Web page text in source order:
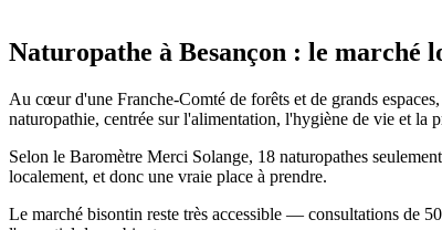
Naturopathe à Besançon : le marché
Au cœur d'une Franche-Comté de forêts et de grands
naturopathie, centrée sur l'alimentation, l'hygiène de vie et la
Selon le Baromètre Merci Solange, 18 naturopathes
localement, et donc une vraie place à prendre.
Le marché bisontin reste très accessible — consultations de